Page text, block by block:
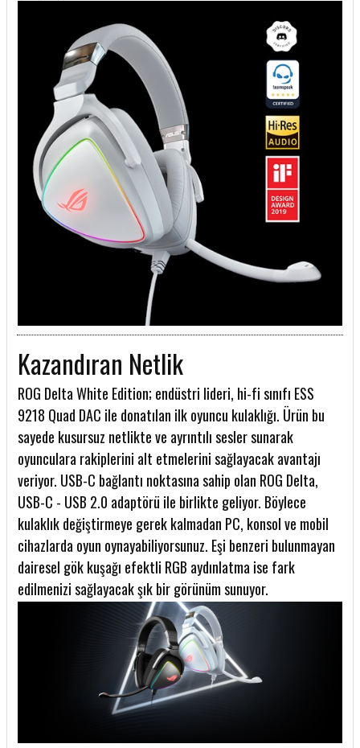
Kazandıran Netlik
ROG Delta White Edition; endüstri lideri, hi-fi sınıfı ESS
9218 Quad DAC ile donatılan ilk oyuncu kulaklığı. Ürün bu
sayede kusursuz netlikte ve ayrıntılı sesler sunarak
oyunculara rakiplerini alt etmelerini sağlayacak avantajı
veriyor. USB-C bağlantı noktasına sahip olan ROG Delta,
USB-C - USB 2.0 adaptörü ile birlikte geliyor. Böylece
kulaklık değiştirmeye gerek kalmadan PC, konsol ve mobil
cihazlarda oyun oynayabiliyorsunuz. Eşi benzeri bulunmayan
dairesel gök kuşağı efektli RGB aydınlatma ise fark
edilmenizi sağlayacak şık bir görünüm sunuyor.